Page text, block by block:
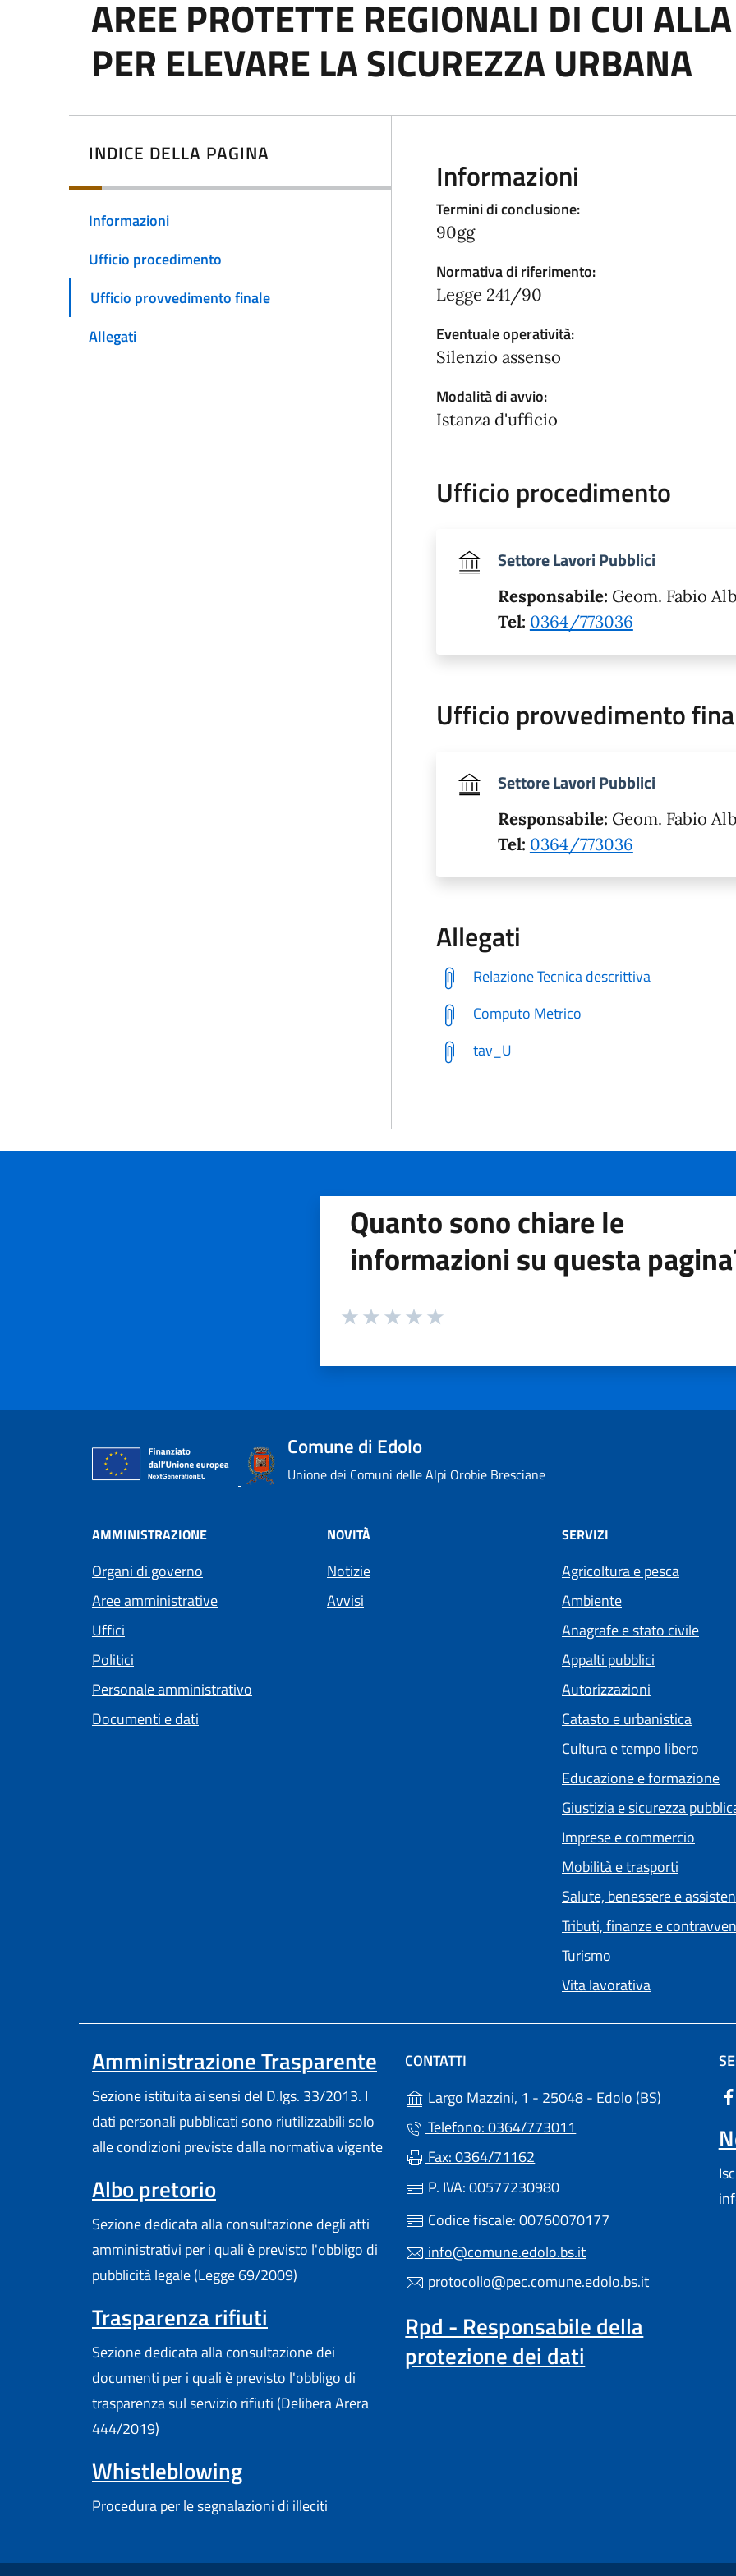
AREE PROTETTE REGIONALI DI CUI
PER ELEVARE LA SICUREZZA URBANA
INDICE DELLA PAGINA
Informazioni
Ufficio procedimento
Ufficio provvedimento finale
Allegati
Informazioni
Termini di conclusione:
90gg
Normativa di riferimento:
Legge 241/90
Eventuale operatività:
Silenzio assenso
Modalità di avvio:
Istanza d'ufficio
Ufficio procedimento
Settore Lavori Pubblici
Responsabile: Geom. Fabio
Tel: 0364/773036
Ufficio provvedimento
Settore Lavori Pubblici
Responsabile: Geom. Fabio
Tel: 0364/773036
Allegati
Relazione Tecnica descrittiva
Computo Metrico
tav_U
Quanto sono chiare le
informazioni su questa
Valuta da 1 a 5 stelle la pagina
Comune di Edolo
Unione dei Comuni delle Alpi Orobie Bresciane
AMMINISTRAZIONE
Organi di governo
Aree amministrative
Uffici
Politici
Personale amministrativo
Documenti e dati
NOVITÀ
Notizie
Avvisi
SERVIZI
Agricoltura e pesca
Ambiente
Anagrafe e stato civile
Appalti pubblici
Autorizzazioni
Catasto e urbanistica
Cultura e tempo libero
Educazione e formazione
Giustizia e sicurezza
Imprese e commercio
Mobilità e trasporti
Salute, benessere e
Tributi, finanze e
Turismo
Vita lavorativa
Amministrazione Trasparente
Sezione istituita ai sensi del D.lgs. 33/2013. I
dati personali pubblicati sono riutilizzabili solo
alle condizioni previste dalla normativa vigente
Albo pretorio
Sezione dedicata alla consultazione degli atti
amministrativi per i quali è previsto l'obbligo di
pubblicità legale (Legge 69/2009)
Trasparenza rifiuti
Sezione dedicata alla consultazione dei
documenti per i quali è previsto l'obbligo di
trasparenza sul servizio rifiuti (Delibera Arera
444/2019)
Whistleblowing
Procedura per le segnalazioni di illeciti
CONTATTI
Largo Mazzini, 1 - 25048 - Edolo (BS) (apre in
Telefono: 0364/773011
Fax: 0364/71162
P. IVA: 00577230980
Codice fiscale: 00760070177
info@comune.edolo.bs.it
protocollo@pec.comune.edolo.bs.it
Rpd - Responsabile della
protezione dei dati